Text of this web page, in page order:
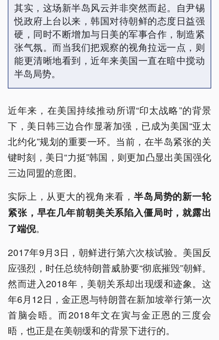
其实，这场新半岛风云并非突然而起。自尹锡
悦政府上台以来，韩国对待朝鲜的态度日益强
硬，同时不断增加与日美的军事合作，制造紧
张气氛。而当我们把观察的视角拉远一点，则
能更清晰地看到，近年来美国一直在暗中搅动
半岛局势。
近年来，在美国持续推动所谓“印太战略”的背景
下，美日韩三边合作显著加强，已成为美国“亚太
北约化”规划的重要一环。当前，在半岛紧张的关
键时刻，美日“力挺”韩国，则更加凸显出美国强化
三边同盟的意图。
实际上，从更大的视角来看，半岛局势的新一轮
紧张，早在几年前朝美关系陷入僵局时，就露出
了端倪。
2017年9月3日，朝鲜进行第六次核试验。美国反
应强烈，时任总统特朗普威胁要“彻底摧毁”朝鲜。
然而进入2018年，美朝关系却出现缓和迹象。这
年6月12日，金正恩与特朗普在新加坡举行第一次
首脑会晤。而2018年文在寅与金正恩的三度会
晤，也正是在美朝缓和的背景下进行的。